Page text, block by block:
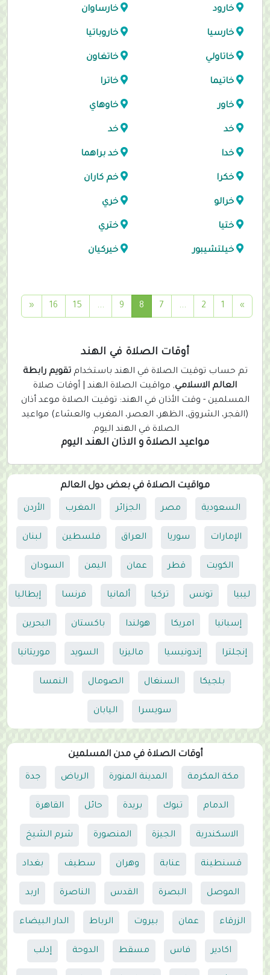
خارود خارساوان
خارسيا خاروباتيا
خاتاولي خاتغاون
خاتيما خاترا
خاور خاوهاي
خد خد
خدا خد براهما
خكرا خم كاران
خرالو خري
ختيا ختري
خيلتشيبور خيركيان
»
1
2
...
7
8
c
r
e
9
...
15
16
«
أوقات الصلاة في الهند
تم حساب توقيت الصلاة في الهند باستخدامتقويم رابطة
العالم الاسلامي, مواقيت الصلاة الهند | أوقات صلاة
المسلمين - وقت الأذان في الهند: توقيت الصلاة موعد أذان
(الفجر، الشروق، الظهر، العصر، المغرب والعشاء) مواعيد
الصلاة في الهند اليوم.
مواعيد الصلاة و الاذان الهند اليوم
مواقيت الصلاة في بعض دول العالم
السعودية مصر الجزائر المغرب الأردن
الإمارات سوريا العراق فلسطين لبنان
الكويت قطر عمان اليمن السودان
ليبيا تونس تركيا ألمانيا فرنسا إيطاليا
إسبانيا امريكا هولندا باكستان البحرين
إنجلترا إندونيسيا ماليزيا السويد موريتانيا
بلجيكا السنغال الصومال النمسا
سويسرا اليابان
أوقات الصلاة في مدن المسلمين
مكة المكرمة المدينة المنورة الرياض جدة
الدمام تبوك بريدة حائل القاهرة
الاسكندرية الجيزة المنصورة شرم الشيخ
قسنطينة عنابة وهران سطيف بغداد
الموصل البصرة القدس الناصرة اربد
الزرقاء عمان بيروت الرباط الدار البيضاء
اكادير فاس مسقط الدوحة إدلب